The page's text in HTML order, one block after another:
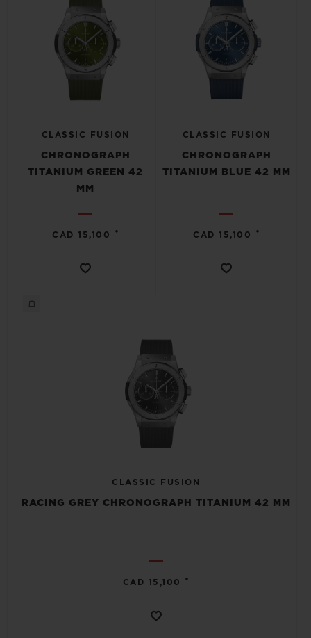
CLASSIC FUSION
CHRONOGRAPH
TITANIUM GREEN 42
MM
CAD 15,100 •
CLASSIC FUSION
CHRONOGRAPH
TITANIUM BLUE 42 MM
CAD 15,100 •
CLASSIC FUSION
RACING GREY CHRONOGRAPH TITANIUM 42 MM
CAD 15,100 •